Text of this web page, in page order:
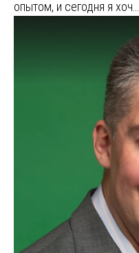
опытом, и сегодня я хоч…